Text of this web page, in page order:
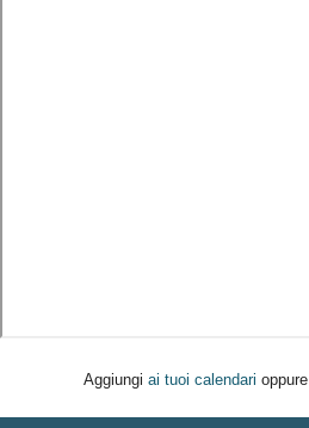
Aggiungi ai tuoi calendari